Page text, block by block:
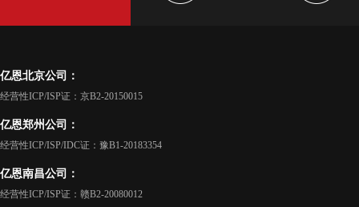
亿恩北京公司：
经营性ICP/ISP证：京B2-20150015
亿恩郑州公司：
经营性ICP/ISP/IDC证：豫B1-20183354
亿恩南昌公司：
经营性ICP/ISP证：赣B2-20080012